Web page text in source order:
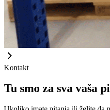
Kontakt
Tu smo za sva vaša